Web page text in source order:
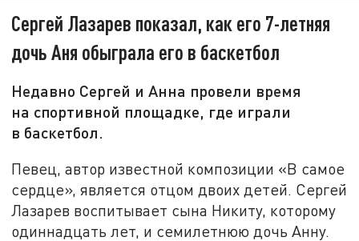
Сергей Лазарев показал, как его 7-летняя
дочь Аня обыграла его в баскетбол
Недавно Сергей и Анна провели время
на спортивной площадке, где играли
в баскетбол.
Певец, автор известной композиции «В самое
сердце», является отцом двоих детей. Сергей
Лазарев воспитывает сына Никиту, которому
одиннадцать лет, и семилетнюю дочь Анну.